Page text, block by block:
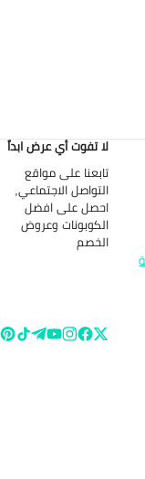
لا تفوت أي عرض ابداً
تابعنا على مواقع
التواصل الاجتماعي,
احصل على افضل
الكوبونات وعروض
الخصم